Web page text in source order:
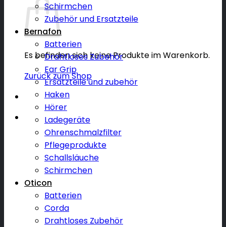
Es befinden sich keine Produkte im Warenkorb.
Zurück zum Shop
Schirmchen
Zubehör und Ersatzteile
Bernafon
Batterien
Drahtloses Zubehör
Ear Grip
Ersatzteile und zubehör
Haken
Hörer
Ladegeräte
Ohrenschmalzfilter
Pflegeprodukte
Schallsläuche
Schirmchen
Oticon
Batterien
Corda
Drahtloses Zubehör